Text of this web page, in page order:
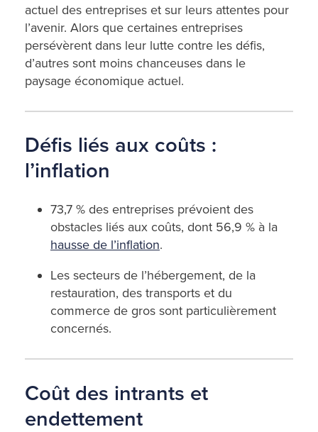
actuel des entreprises et sur leurs attentes pour
l’avenir. Alors que certaines entreprises
persévèrent dans leur lutte contre les défis,
d’autres sont moins chanceuses dans le
paysage économique actuel.
Défis liés aux coûts :
l’inflation
73,7 % des entreprises prévoient des
obstacles liés aux coûts, dont 56,9 % à la
hausse de l’inflation.
Les secteurs de l’hébergement, de la
restauration, des transports et du
commerce de gros sont particulièrement
concernés.
Coût des intrants et
endettement